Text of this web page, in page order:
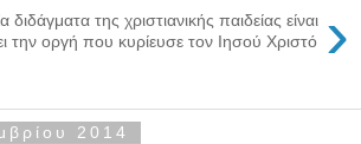
›
της χριστιανικής παιδείας είναι
την οργή που κυρίευσε τον Ιησού Χριστό
2014